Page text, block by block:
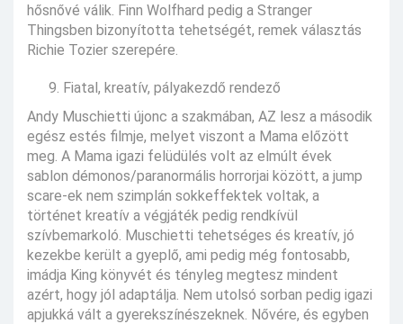
hősnővé válik. Finn Wolfhard pedig a Stranger
Thingsben bizonyította tehetségét, remek választás
Richie Tozier szerepére.
Fiatal, kreatív, pályakezdő rendező
Andy Muschietti újonc a szakmában, AZ lesz a második
egész estés filmje, melyet viszont a Mama előzött
meg. A Mama igazi felüdülés volt az elmúlt évek
sablon démonos/paranormális horrorjai között, a jump
scare-ek nem szimplán sokkeffektek voltak, a
történet kreatív a végjáték pedig rendkívül
szívbemarkoló. Muschietti tehetséges és kreatív, jó
kezekbe került a gyeplő, ami pedig még fontosabb,
imádja King könyvét és tényleg megtesz mindent
azért, hogy jól adaptálja. Nem utolsó sorban pedig igazi
apjukká vált a gyerekszínészeknek. Nővére, és egyben